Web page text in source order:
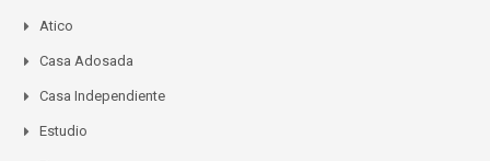
Atico
Casa Adosada
Casa Independiente
Estudio